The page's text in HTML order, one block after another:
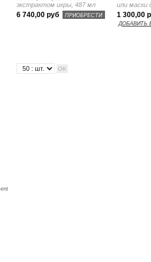
экстрактом икры , 487 мл
6 740,00 руб ПРИОБРЕСТИ
или маски
1 300,00
ДОБАВИТЬ